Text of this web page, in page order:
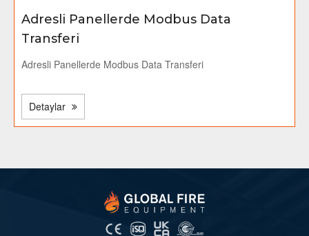
Adresli Panellerde Modbus Data
Transferi
Adresli Panellerde Modbus Data Transferi
Detaylar